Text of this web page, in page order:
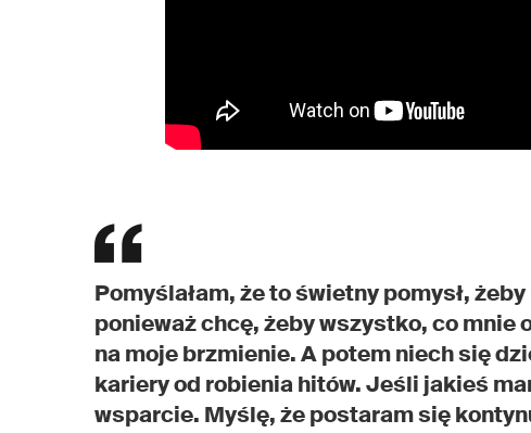
Pomyślałam, że to świetny pomysł,
ponieważ chcę, żeby wszystko, co mnie
na moje brzmienie. A potem niech się
kariery od robienia hitów. Jeśli jakieś
wsparcie. Myślę, że postaram się